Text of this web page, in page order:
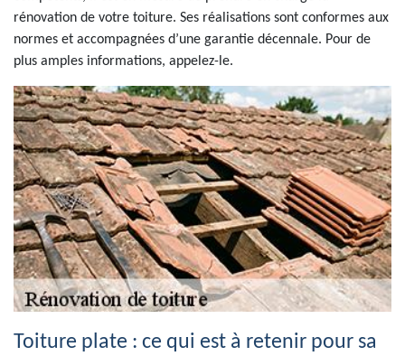
rénovation de votre toiture. Ses réalisations sont conformes aux
normes et accompagnées d’une garantie décennale. Pour de
plus amples informations, appelez-le.
Toiture plate : ce qui est à retenir pour sa